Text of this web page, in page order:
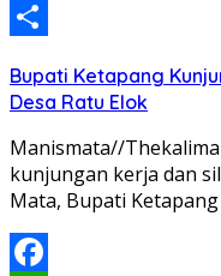
Email
Bupati Ketapang
Desa Ratu Elok
Manismata//
kunjungan kerja dan
Mata, Bupati